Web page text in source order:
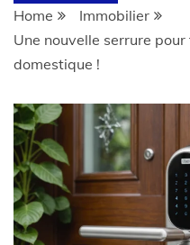
Home
Immobilier
Une nouvelle serrure
domestique !